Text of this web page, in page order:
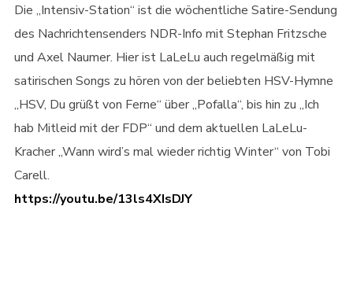
Die „Intensiv-Station“ ist die wöchentliche Satire-Sendung
des Nachrichtensenders NDR-Info mit Stephan Fritzsche
und Axel Naumer. Hier ist LaLeLu auch regelmäßig mit
satirischen Songs zu hören von der beliebten HSV-Hymne
„HSV, Du grüßt von Ferne“ über „Pofalla“, bis hin zu „Ich
hab Mitleid mit der FDP“ und dem aktuellen LaLeLu-
Kracher „Wann wird’s mal wieder richtig Winter“ von Tobi
Carell.
https://youtu.be/13ls4XIsDJY